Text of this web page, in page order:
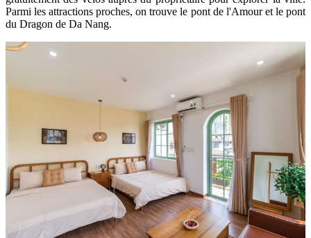
Parmi les attractions proches, on trouve le pont de l'Amour et le pont
du Dragon de Da Nang.